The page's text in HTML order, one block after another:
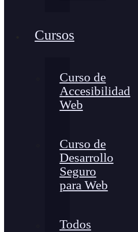
Cursos
Curso de
Accesibilidad
Web
Curso de
Desarrollo
Seguro
para Web
Todos